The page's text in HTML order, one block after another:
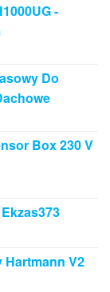
-
Do
Box 230 V
Hartmann V2